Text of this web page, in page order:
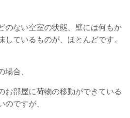
のない空室の状態、壁には何もか
しているものが、ほとんどです。
場合、
お部屋に荷物の移動ができている
のですが、